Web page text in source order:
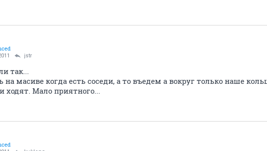
jstr
так...
масиве когда есть соседи, а то въедем а вокруг только наше
ходят. Мало приятного...